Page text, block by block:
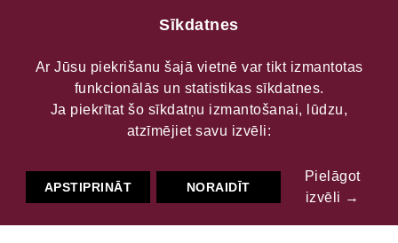
Pasta sala Jelgavā
Kultūrvēsturiskās vietas Pilsētbūvniecība
Sīkdatnes
Ar Jūsu piekrišanu šajā vietnē var tikt izmantotas
funkcionālās un statistikas sīkdatnes.
Ja piekrītat šo sīkdatņu izmantošanai, lūdzu,
atzīmējiet savu izvēli:
APSTIPRINĀT NORAIDĪT
Pielāgot
izvēli →